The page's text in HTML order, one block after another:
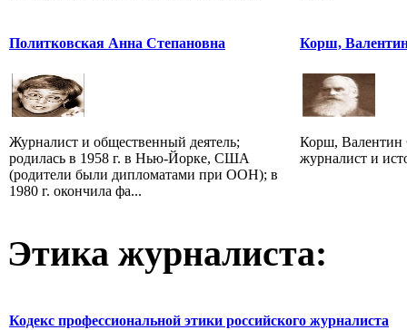
Политковская Анна Степановна
Журналист и общественный деятель;
родилась в 1958 г. в Нью-Йорке, США
(родители были дипломатами при ООН); в
1980 г. окончила фа...
Корш,
Корш, Валентин
журналист и
Этика журналиста:
Кодекс профессиональной этики российского журналиста